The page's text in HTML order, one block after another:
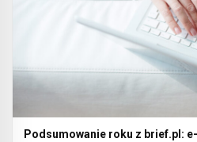
Podsumowanie roku z brief.pl: